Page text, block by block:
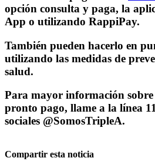
opción consulta y paga, la
App o utilizando RappiPay.
También pueden hacerlo en
utilizando las medidas de
salud.
Para mayor información sobre
pronto pago, llame a la línea
sociales @SomosTripleA.
Compartir esta noticia